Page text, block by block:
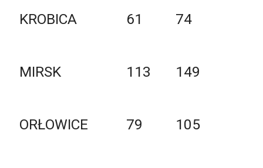
KROBICA 61 74
MIRSK 113 149
ORŁOWICE 79 105